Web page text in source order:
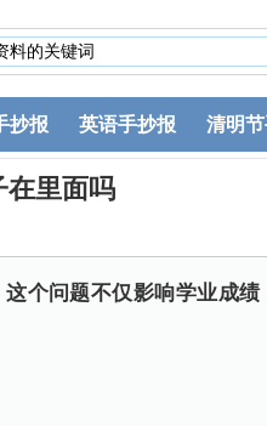
抄报 英语手抄报 清明
在里面吗
个问题不仅影响学业成